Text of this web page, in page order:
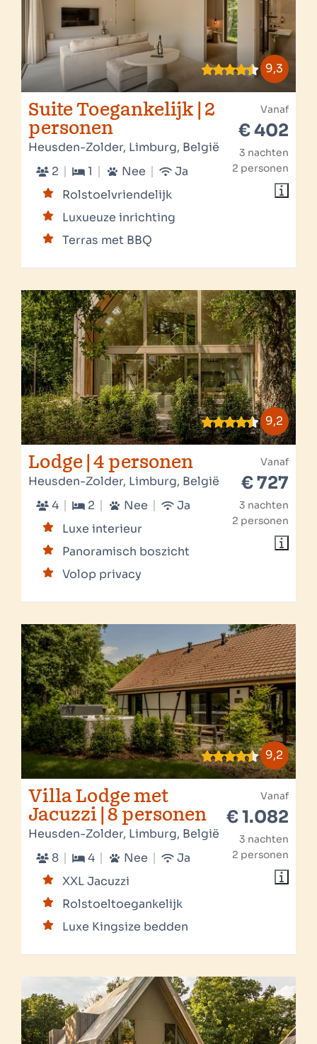
9,3
Vanaf
€ 402
3 nachten
2 personen
Suite Toegankelijk | 2
personen
Heusden-Zolder, Limburg, België
2
1 Nee
Ja
Rolstoelvriendelijk
Luxueuze inrichting
Terras met BBQ
9,2
Vanaf
€ 727
3 nachten
2 personen
Lodge | 4 personen
Heusden-Zolder, Limburg, België
4
2 Nee
Ja
Luxe interieur
Panoramisch boszicht
Volop privacy
9,2
Vanaf
€ 1.082
3 nachten
2 personen
Villa Lodge met
Jacuzzi | 8 personen
Heusden-Zolder, Limburg, België
8
4 Nee
Ja
XXL Jacuzzi
Rolstoeltoegankelijk
Luxe Kingsize bedden